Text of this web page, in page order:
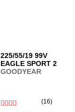
225/55/19 99V
EAGLE SPORT 2
GOODYEAR
(16)